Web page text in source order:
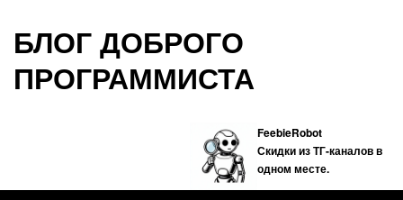
БЛОГ ДОБРОГО
ПРОГРАММИСТА
FeebieRobot
Скидки из ТГ-каналов в
одном месте.